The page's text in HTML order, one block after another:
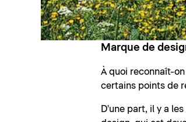
Marque de
À quoi reconnaît-
certains points de
D'une part, il y a